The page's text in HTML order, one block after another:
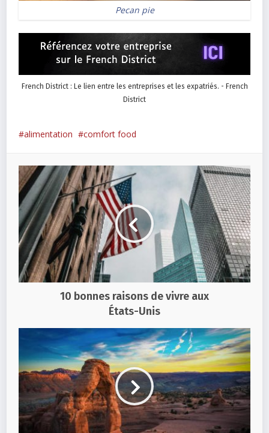
Pecan pie
French District : Le lien entre les entreprises et les expatriés. - French
District
alimentation comfort food
10 bonnes raisons de vivre aux
États-Unis